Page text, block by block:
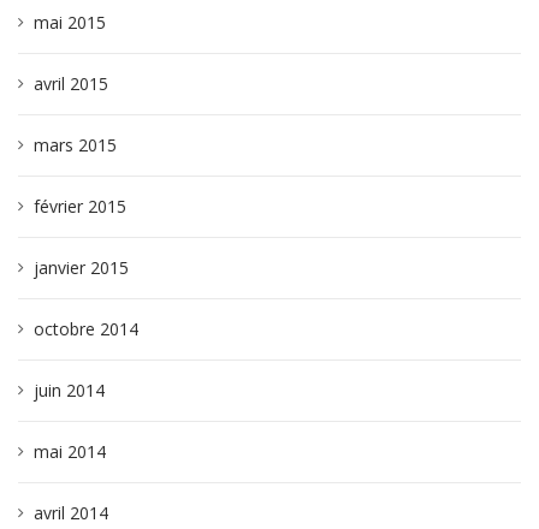
mai 2015
avril 2015
mars 2015
février 2015
janvier 2015
octobre 2014
juin 2014
mai 2014
avril 2014